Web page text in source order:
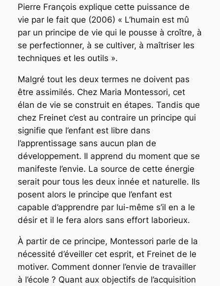
Pierre François explique cette puissance de
vie par le fait que (2006) « L’humain est mû
par un principe de vie qui le pousse à croître, à
se perfectionner, à se cultiver, à maîtriser les
techniques et les outils ».
Malgré tout les deux termes ne doivent pas
être assimilés. Chez Maria Montessori, cet
élan de vie se construit en étapes. Tandis que
chez Freinet c’est au contraire un principe qui
signifie que l’enfant est libre dans
l’apprentissage sans aucun plan de
développement. Il apprend du moment que se
manifeste l’envie. La source de cette énergie
serait pour tous les deux innée et naturelle. Ils
posent alors le principe que l’enfant est
capable d’apprendre par lui-même s’il en a le
désir et il le fera alors sans effort laborieux.
À partir de ce principe, Montessori parle de la
nécessité d’éveiller cet esprit, et Freinet de le
motiver. Comment donner l’envie de travailler
à l’école ? Quant aux objectifs de l’acquisition